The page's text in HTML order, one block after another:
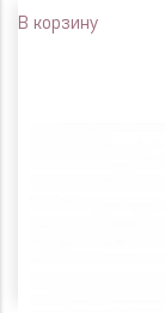
В корзину